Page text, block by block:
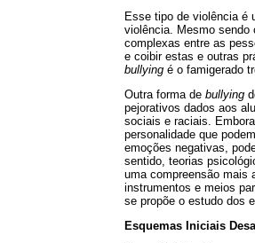
Esse tipo de violência é
violência. Mesmo sendo
complexas entre as
e coibir estas e outras
bullying é o famigerado
Outra forma de bullying
pejorativos dados aos
sociais e raciais.
personalidade que
emoções negativas,
sentido, teorias
uma compreensão mais
instrumentos e meios
se propõe o estudo dos
Esquemas Iniciais